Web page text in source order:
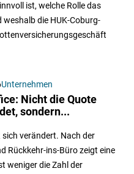
ist, welche Rolle das
die HUK-Coburg-
Unternehmen
Nicht die Quote
sondern...
verändert. Nach der
Rückkehr-ins-Büro zeigt eine
weniger die Zahl der